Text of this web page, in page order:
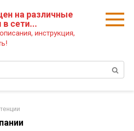
на различные
сети...
инструкция,